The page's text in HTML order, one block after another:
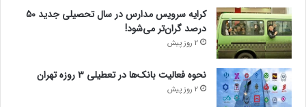
کرایه سرویس مدارس در سال تحصیلی جدید ۵۰
درصد گران‌تر می‌شود!
2 روز پیش
نحوه فعالیت بانک‌ها در تعطیلی ۳ روزه تهران
2 روز پیش